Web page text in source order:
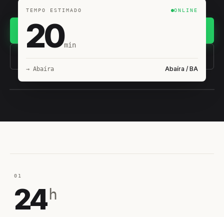
(11) 93407-8838
TEMPO ESTIMADO ONLINE
20min
→ Abaíra Abaíra / BA
01
24 h